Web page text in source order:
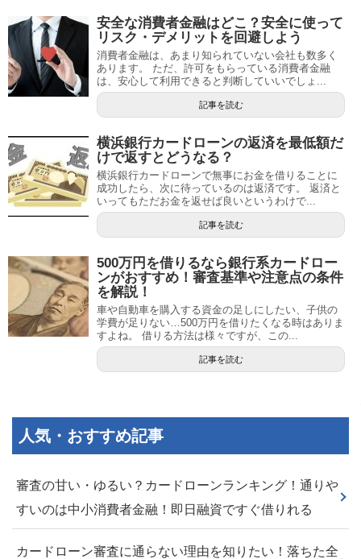
安全な消費者金融はどこ？安全に使って
リスク・デメリットを回避しよう
消費者金融は、あまり知られていない会社も数多く
あります。 ただ、許可をもらっている消費者金融
は、安心して利用できると判断していいでしょ...
記事を読む
横浜銀行カードローンの返済を最低額だ
けで返すとどうなる？
横浜銀行カードローンで無事にお金を借りることに
成功したら、次に待っているのは返済です。 返済と
いってもただお金を返せば良いというわけで...
記事を読む
500万円を借りるなら銀行系カードロー
ンがおすすめ！審査基準や注意点の条件
を解説！
車や自動車を購入する資金の足しにしたい、子供の
学費が足りない…500万円を借りたくなる時はありま
すよね。 借りる方法は様々ですが、この...
記事を読む
人気・おすすめ記事
審査の甘い・ゆるい？カードローンランキング！通りや
すいのは中小消費者金融！即日融資ですぐ借りれる
カードローン審査に通らない理由を知りたい！落ちた全